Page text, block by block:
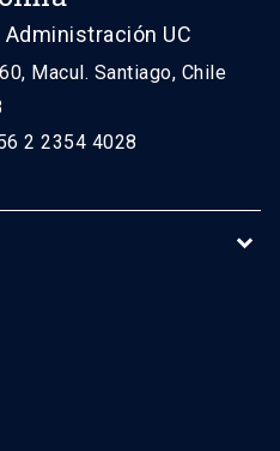
UC
Macul. Santiago, Chile
2 2354 4028